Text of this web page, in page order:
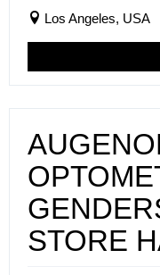
Los Angeles, USA
STORE